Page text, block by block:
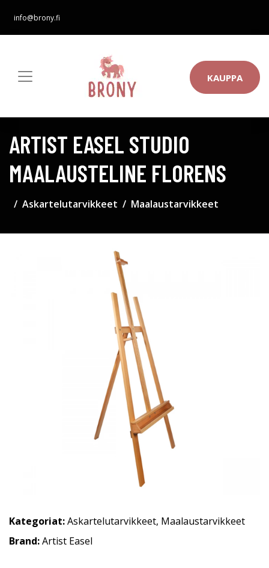
info@brony.fi
KAUPPA
ARTIST EASEL STUDIO
MAALAUSTELINE FLORENS
Askartelutarvikkeet Maalaustarvikkeet
Kategoriat:Askartelutarvikkeet, Maalaustarvikkeet
Brand:Artist Easel